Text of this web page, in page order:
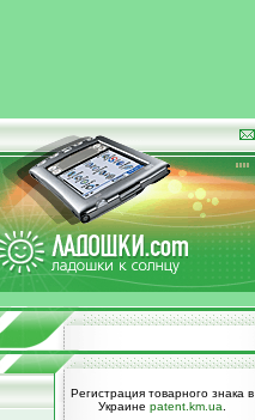
Регистрация товарного знака в
Украине patent.km.ua